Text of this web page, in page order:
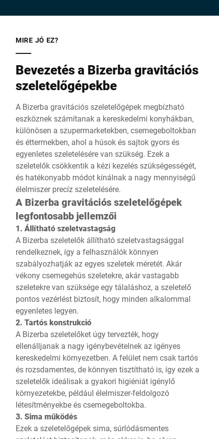
MIRE JÓ EZ?
Bevezetés a Bizerba gravitációs
szeletelőgépekbe
A Bizerba gravitációs szeletelőgépek megbízható
eszköznek számítanak a kereskedelmi konyhákban,
különösen a szupermarketekben, csemegeboltokban
és éttermekben, ahol a húsok és sajtok gyors és
egyenletes szeletelésére van szükség. Ezek a
szeletelők csökkentik a kézi kezelés szükségességét,
és hatékonyabb módot kínálnak a nagy mennyiségű
élelmiszer precíz szeletelésére.
A Bizerba gravitációs szeletelőgépek
legfontosabb jellemzői
1. Állítható szeletvastagság
A Bizerba szeletelők állítható szeletvastagsággal
rendelkeznek, így a felhasználók könnyen
szabályozhatják az egyes szeletek méretét. Akár
vékony csemegehús szeletekre, akár vastagabb
szeletekre van szüksége egy tálaláshoz, a szeletelő
pontos vezérlést biztosít, hogy minden alkalommal
egyenletes legyen.
2. Tartós konstrukció
A Bizerba szeletelőket úgy tervezték, hogy
ellenálljanak a nagy igénybevételnek az igényes
kereskedelmi környezetben. A felület nem csak tartós
és rozsdamentes, de könnyen tisztítható is, így ezek a
szeletelők ideálisak a gyakori higiéniát igénylő
környezetekbe, például élelmiszer-feldolgozó
létesítményekbe és csemegeboltokba.
3. Sima működés
Ezek a szeletelőgépek sima, súrlódásmentes